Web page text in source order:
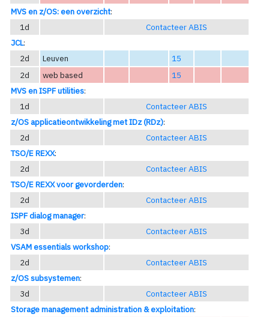
MVS en z/OS: een overzicht:
1d
Contacteer ABIS
JCL:
2d
Leuven
15
2d
web based
15
MVS en ISPF utilities:
1d
Contacteer ABIS
z/OS applicatieontwikkeling met IDz (RDz):
2d
Contacteer ABIS
TSO/E REXX:
2d
Contacteer ABIS
TSO/E REXX voor gevorderden:
2d
Contacteer ABIS
ISPF dialog manager:
3d
Contacteer ABIS
VSAM essentials workshop:
2d
Contacteer ABIS
z/OS subsystemen:
3d
Contacteer ABIS
Storage management administration & exploitation: